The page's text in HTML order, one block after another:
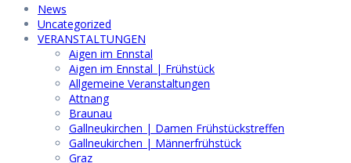
News
Uncategorized
VERANSTALTUNGEN
Aigen im Ennstal
Aigen im Ennstal | Frühstück
Allgemeine Veranstaltungen
Attnang
Braunau
Gallneukirchen | Damen Frühstückstreffen
Gallneukirchen | Männerfrühstück
Graz